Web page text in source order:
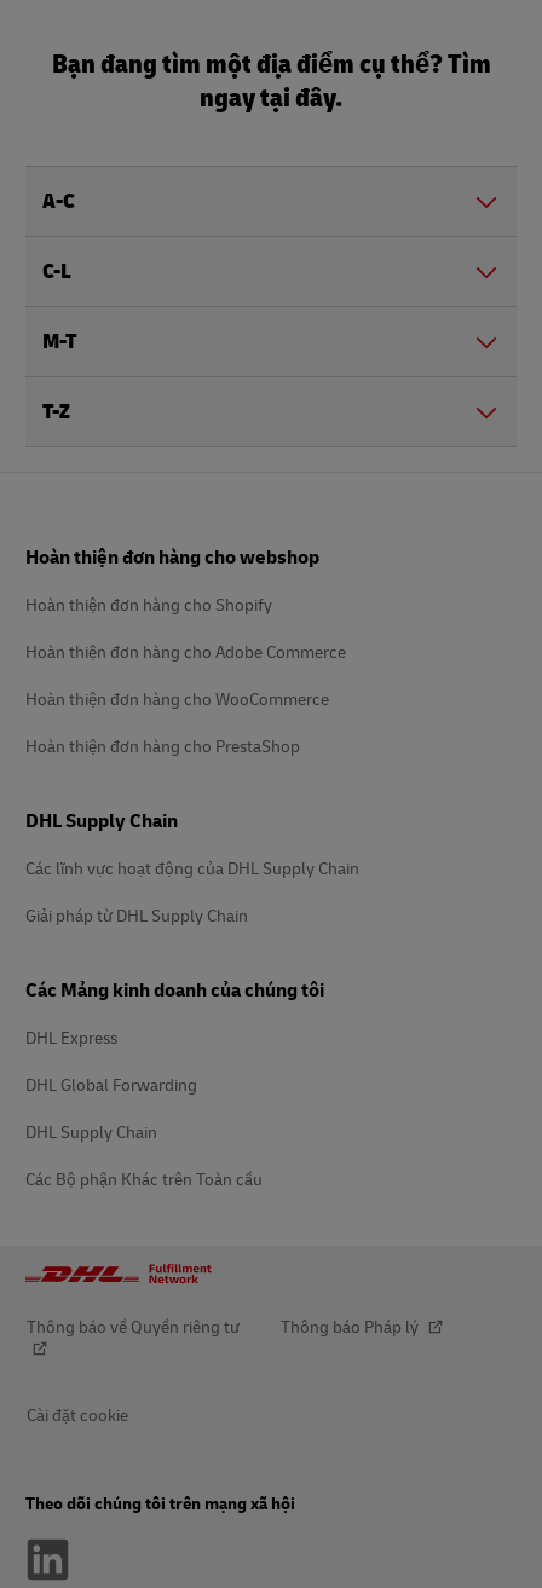
Bạn đang tìm một địa điểm cụ thể? Tìm
ngay tại đây.
A-C
C-L
M-T
T-Z
trang
Hoàn thiện đơn hàng cho webshop
Hoàn thiện đơn hàng cho Shopify
Hoàn thiện đơn hàng cho Adobe Commerce
Hoàn thiện đơn hàng cho WooCommerce
Hoàn thiện đơn hàng cho PrestaShop
DHL Supply Chain
Các lĩnh vực hoạt động của DHL Supply Chain
Giải pháp từ DHL Supply Chain
Các Mảng kinh doanh của chúng tôi
DHL Express
DHL Global Forwarding
DHL Supply Chain
Các Bộ phận Khác trên Toàn cầu
Thông báo về Quyền riêng tư Thông báo Pháp lý
Cài đặt cookie
Theo dõi chúng tôi trên mạng xã hội